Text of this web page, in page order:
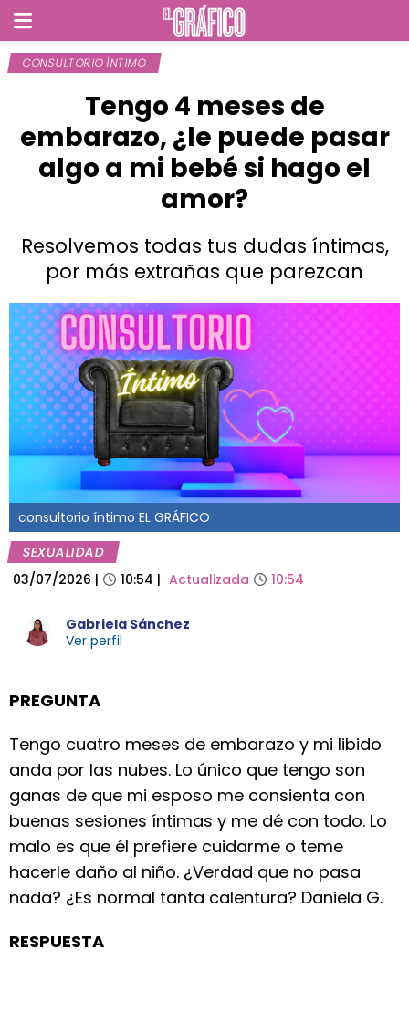
CONSULTORIO ÍNTIMO
Tengo 4 meses de
embarazo, ¿le puede pasar
algo a mi bebé si hago el
amor?
Resolvemos todas tus dudas íntimas,
por más extrañas que parezcan
consultorio íntimo EL GRÁFICO
SEXUALIDAD
03/07/2026 | 10:54 | Actualizada 10:54
Gabriela Sánchez
Ver perfil
PREGUNTA
Tengo cuatro meses de embarazo y mi libido
anda por las nubes. Lo único que tengo son
ganas de que mi esposo me consienta con
buenas sesiones íntimas y me dé con todo. Lo
malo es que él prefiere cuidarme o teme
hacerle daño al niño. ¿Verdad que no pasa
nada? ¿Es normal tanta calentura? Daniela G.
RESPUESTA